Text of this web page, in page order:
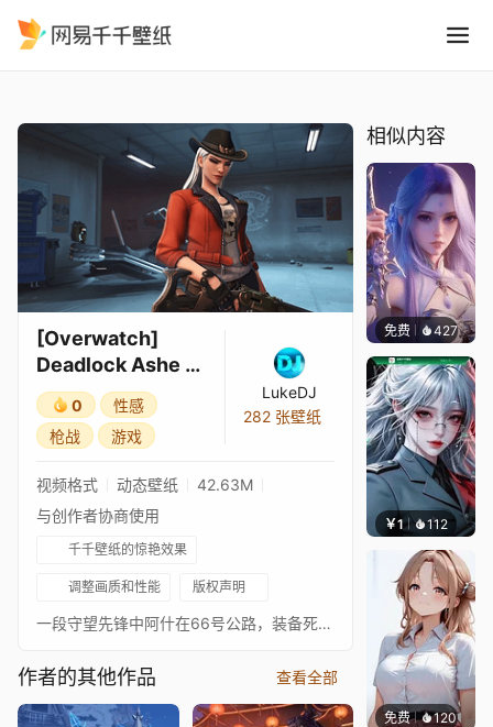
[Overwatch]
Deadlock Ashe -
Route 66 (2K)
0
性感
枪战
游戏
LukeDJ
282 张壁纸
视频格式 动态壁纸
42.63M
与创作者协商使用
千千壁纸的惊艳效果
调整画质和性能 版权声明
一段守望先锋中阿什在66号公路，装备死锁皮肤的循环视频
作者的其他作品 查看全部
相似内容
免费 427好看
￥1 112 宅婳氏
免费 120渔小小